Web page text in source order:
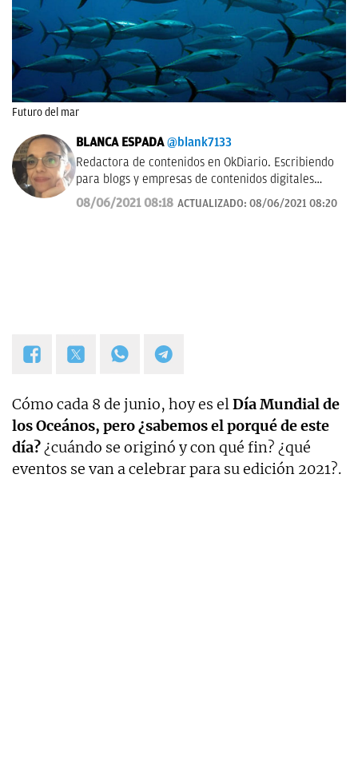
Futuro del mar
BLANCA ESPADA @blank7133
Redactora de contenidos en OkDiario. Escribiendo
para blogs y empresas de contenidos digitales
desde 2007.
08/06/2021 08:18 ACTUALIZADO: 08/06/2021 08:20
Cómo cada 8 de junio, hoy es elDía Mundial de
los Oceános, pero ¿sabemos el porqué de este
día?¿cuándo se originó y con qué fin? ¿qué
eventos se van a celebrar para su edición 2021?.